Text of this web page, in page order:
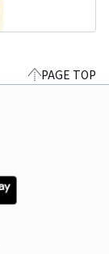
PAGE TOP